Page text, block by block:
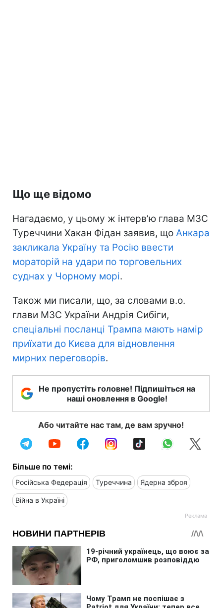
Що ще відомо
Нагадаємо, у цьому ж інтерв’ю глава МЗС
Туреччини Хакан Фідан заявив, що Анкара
закликала Україну та Росію ввести
мораторій на удари по торговельних
суднах у Чорному морі.
Також ми писали, що, за словами в.о.
глави МЗС України Андрія Сибіги,
спеціальні посланці Трампа мають намір
приїхати до Києва для відновлення
мирних переговорів.
Не пропустіть головне! Підпишіться на
наші оновлення в Google!
Або читайте нас там, де вам зручно!
Більше по темі:
Російська Федерація Туреччина Ядерна зброя
Війна в Україні